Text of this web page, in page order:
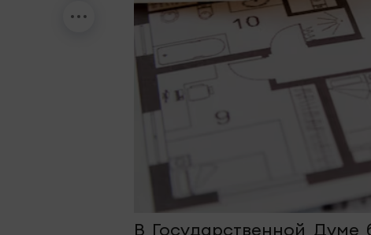
В Государственной Думе